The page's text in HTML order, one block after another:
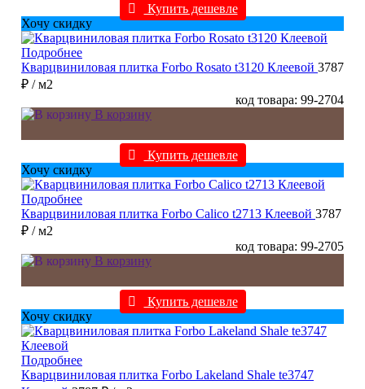
Купить дешевле
Хочу скидку
Подробнее
Кварцвиниловая плитка Forbo Rosato t3120 Клеевой 3787
₽ / м2
код товара: 99-2704
В корзину
Купить дешевле
Хочу скидку
Подробнее
Кварцвиниловая плитка Forbo Calico t2713 Клеевой 3787
₽ / м2
код товара: 99-2705
В корзину
Купить дешевле
Хочу скидку
Подробнее
Кварцвиниловая плитка Forbo Lakeland Shale te3747